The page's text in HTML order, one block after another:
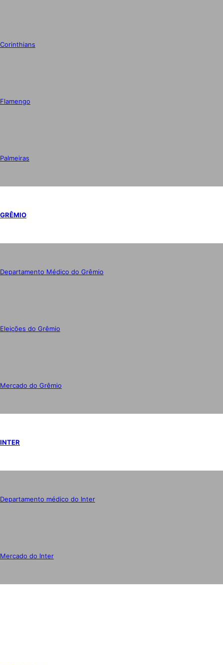
Corinthians
Flamengo
Palmeiras
GRÊMIO
Departamento Médico do Grêmio
Eleições do Grêmio
Mercado do Grêmio
INTER
Departamento médico do Inter
Mercado do Inter